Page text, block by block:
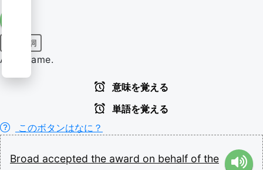
固有名詞
A surname.
意味を覚える
単語を覚える
このボタンはなに？
Broad accepted the award on behalf of the